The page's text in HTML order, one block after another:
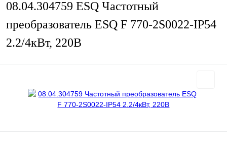
08.04.304759 ESQ Частотный
преобразователь ESQ F 770-2S0022-IP54
2.2/4кВт, 220В